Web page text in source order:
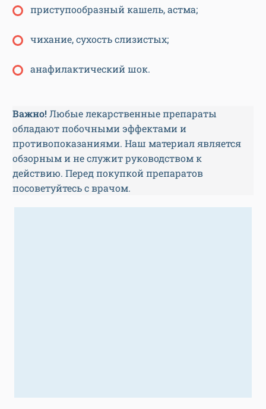
приступообразный кашель, астма;
чихание, сухость слизистых;
анафилактический шок.
Важно! Любые лекарственные препараты
обладают побочными эффектами и
противопоказаниями. Наш материал является
обзорным и не служит руководством к
действию. Перед покупкой препаратов
посоветуйтесь с врачом.